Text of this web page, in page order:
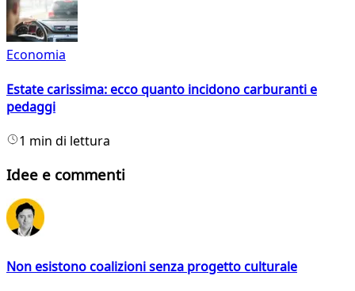
Economia
Estate carissima: ecco quanto incidono carburanti e
pedaggi
1 min di lettura
Idee e commenti
Non esistono coalizioni senza progetto culturale